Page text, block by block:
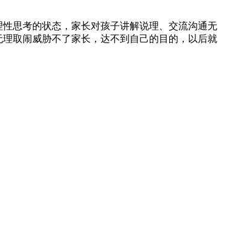
思考的状态，家长对孩子讲解说理、交流沟通无
取闹威胁不了家长，达不到自己的目的，以后就